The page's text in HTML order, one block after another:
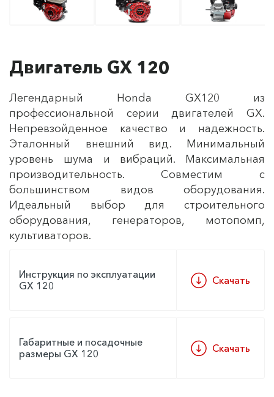
Двигатель GX 120
Легендарный Honda GX120 из
профессиональной серии двигателей GX.
Непревзойденное качество и надежность.
Эталонный внешний вид. Минимальный
уровень шума и вибраций. Максимальная
производительность. Совместим с
большинством видов оборудования.
Идеальный выбор для строительного
оборудования, генераторов, мотопомп,
культиваторов.
Инструкция по эксплуатации
GX 120
Скачать
Габаритные и посадочные
размеры GX 120
Скачать